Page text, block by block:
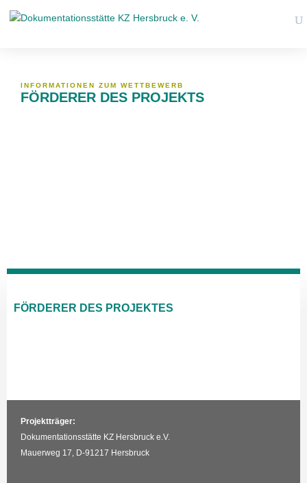
INFORMATIONEN ZUM WETTBEWERB
FÖRDERER DES PROJEKTS
FÖRDERER DES PROJEKTES
Projektträger:
Dokumentationsstätte KZ Hersbruck e.V.
Mauerweg 17, D-91217 Hersbruck